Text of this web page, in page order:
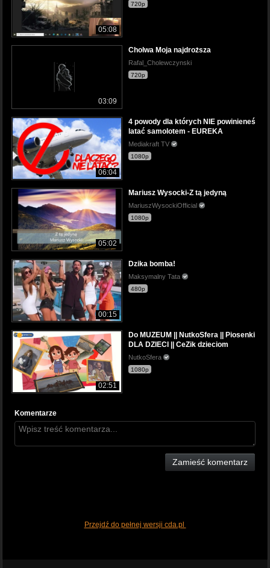
05:08
720p
03:09
Cholwa Moja najdroższa
Rafal_Cholewczynski
720p
06:04
4 powody dla których NIE powinieneś
latać samolotem - EUREKA
Mediakraft TV
1080p
05:02
Mariusz Wysocki-Z tą jedyną
MariuszWysockiOfficial
1080p
00:15
Dzika bomba!
Maksymalny Tata
480p
02:51
Do MUZEUM || NutkoSfera || Piosenki
DLA DZIECI || CeZik dzieciom
NutkoSfera
1080p
Komentarze
Zamieść komentarz
Przejdź do pełnej wersji cda.pl